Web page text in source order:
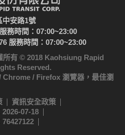
中安路1號
務時間：07:00~23:00
服務時間：07:00~23:00
所有 © 2018 Kaohsiung Rapid
Reserved.
Chrome / Firefox 瀏覽器，最佳瀏
資訊安全政策
07-18